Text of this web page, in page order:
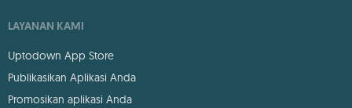
LAYANAN KAMI
Uptodown App Store
Publikasikan Aplikasi Anda
Promosikan aplikasi Anda